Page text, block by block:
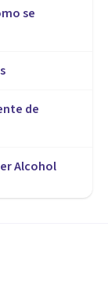
se
de
Alcohol